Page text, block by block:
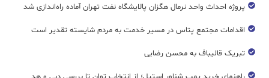
پروژه احداث واحد نرمال هگزان پالایشگاه نفت تهران آماده راه‌اندازی شد
اقدامات مجتمع پتاس در مسیر خدمت به مردم شایسته تقدیر است
تبریک قالیباف به محسن رضایی